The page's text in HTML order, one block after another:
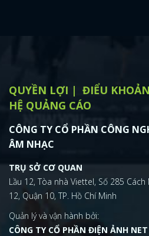
QUYỀN LỢI ĐIỂU
HỆ QUẢNG CÁO
CÔNG TY CỔ PHẦN CÔNG
ÂM NHẠC
TRỤ SỞ CƠ QUAN
Lầu 12, Tòa nhà Viettel, Số 285
12, Quận 10, TP. Hồ Chí Minh
Quản lý và vận hành bởi:
CÔNG TY CỔ PHẦN ĐIỆN ẢNH NET